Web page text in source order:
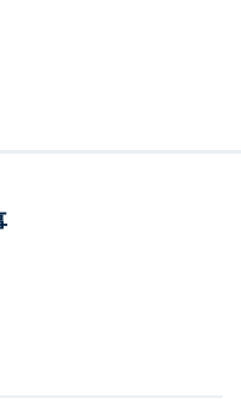
マネージャー
奈」さんでした。
ム』など多くの実写